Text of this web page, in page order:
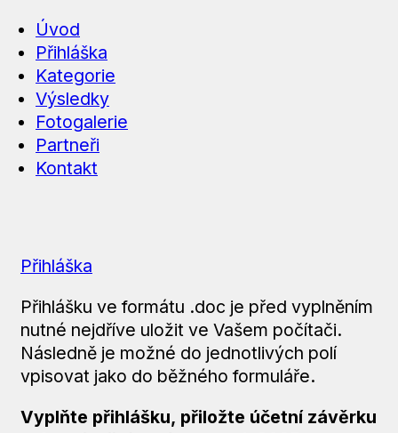
Úvod
Přihláška
Kategorie
Výsledky
Fotogalerie
Partneři
Kontakt
Přihláška
Přihlášku ve formátu .doc je před vyplněním
nutné nejdříve uložit ve Vašem počítači.
Následně je možné do jednotlivých polí
vpisovat jako do běžného formuláře.
Vyplňte přihlášku, přiložte účetní závěrku